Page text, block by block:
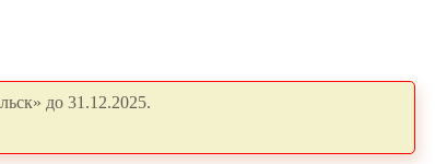
до 31.12.2025.